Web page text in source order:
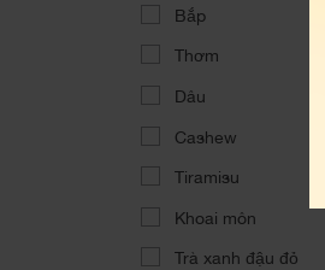
Bắp
Thơm
Dâu
Cashew
Tiramisu
Khoai môn
Trà xanh đậu đỏ